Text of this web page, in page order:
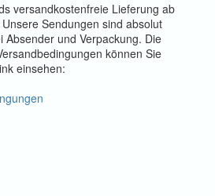
versandkostenfreie Lieferung ab
Sendungen sind absolut
Absender und Verpackung. Die
können Sie
einsehen: